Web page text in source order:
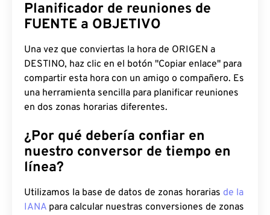
Planificador de reuniones de
FUENTE a OBJETIVO
Una vez que conviertas la hora de ORIGEN a
DESTINO, haz clic en el botón "Copiar enlace" para
compartir esta hora con un amigo o compañero. Es
una herramienta sencilla para planificar reuniones
en dos zonas horarias diferentes.
¿Por qué debería confiar en
nuestro conversor de tiempo en
línea?
Utilizamos la base de datos de zonas horarias de la
IANA para calcular nuestras conversiones de zonas